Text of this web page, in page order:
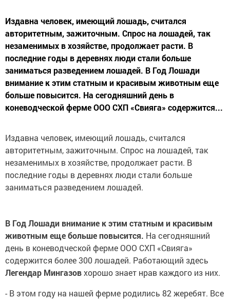
Издавна человек, имеющий лошадь, считался
авторитетным, зажиточным. Спрос на лошадей, так
незаменимых в хозяйстве, продолжает расти. В
последние годы в деревнях люди стали больше
заниматься разведением лошадей. В Год Лошади
внимание к этим статным и красивым животным еще
больше повысится. На сегодняшний день в
коневодческой ферме ООО СХП «Свияга» содержится...
Издавна человек, имеющий лошадь, считался
авторитетным, зажиточным. Спрос на лошадей, так
незаменимых в хозяйстве, продолжает расти. В
последние годы в деревнях люди стали больше
заниматься разведением лошадей.
В Год Лошади внимание к этим статным и красивым
животным еще больше повысится. На сегодняшний
день в коневодческой ферме ООО СХП «Свияга»
содержится более 300 лошадей. Работающий здесь
Легендар Мингазовхорошо знает нрав каждого из них.
- В этом году на нашей ферме родились 82 жеребят. Все